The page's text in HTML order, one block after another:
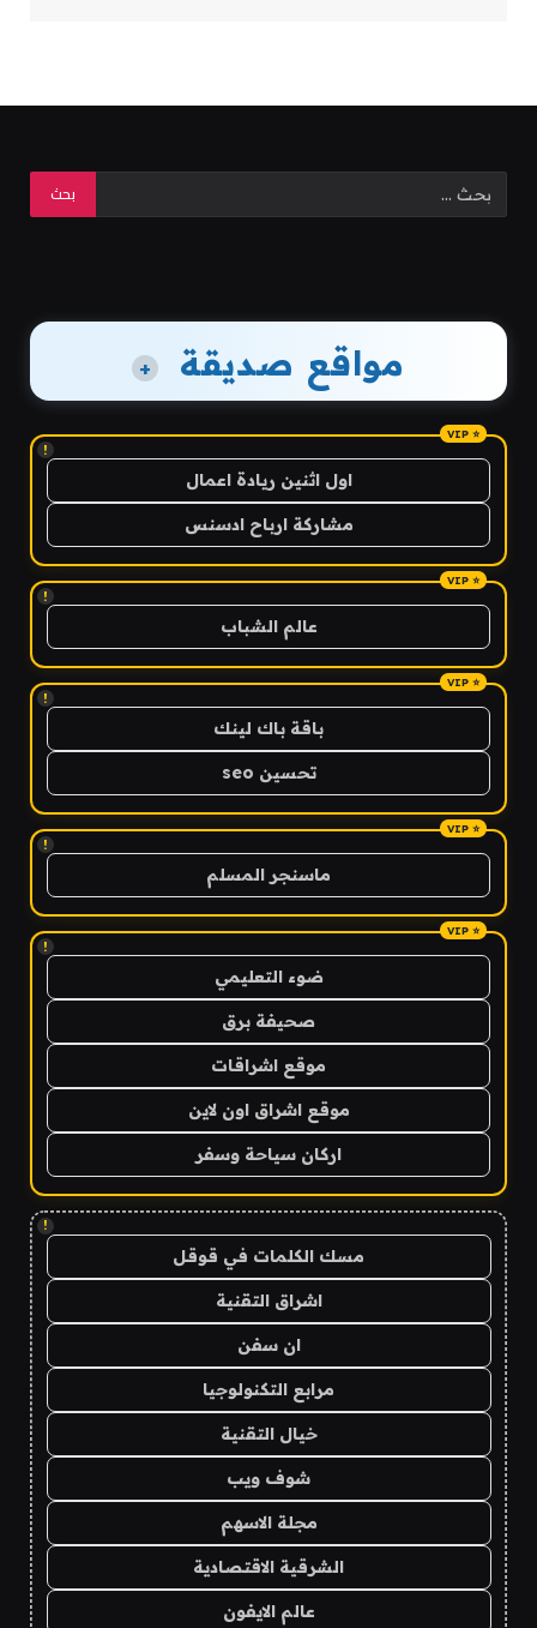
مواقع صديقة +
!
اول اثنين ريادة اعمال
مشاركة ارباح ادسنس
!
عالم الشباب
!
باقة باك لينك
تحسين seo
!
ماسنجر المسلم
!
ضوء التعليمي
صحيفة برق
موقع اشراقات
موقع اشراق اون لاين
اركان سياحة وسفر
!
مسك الكلمات في قوقل
اشراق التقنية
ان سفن
مرابع التكنولوجيا
خيال التقنية
شوف ويب
مجلة الاسهم
الشرقية الاقتصادية
عالم الايفون